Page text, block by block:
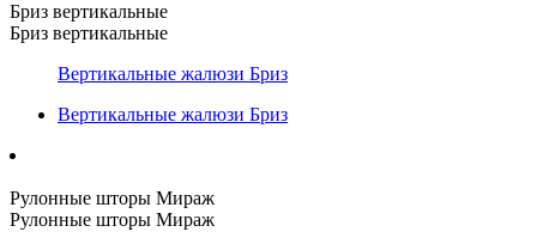
Бриз вертикальные
Бриз вертикальные
Вертикальные жалюзи Бриз
Вертикальные жалюзи Бриз
Рулонные шторы Мираж
Рулонные шторы Мираж